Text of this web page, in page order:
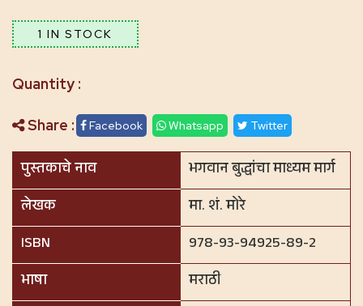
1 IN STOCK
Share : Facebook Whatsapp Twitter
पुस्तकाचे नाव
भगवान बुद्धांचा माध्यम मार्ग
लेखक
मा. शं. मोरे
ISBN
978-93-94925-89-2
भाषा
मराठी